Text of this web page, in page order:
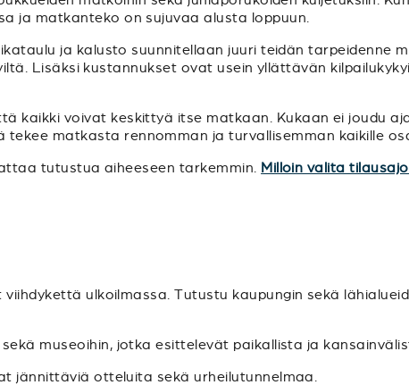
ja matkanteko on sujuvaa alusta loppuun.
ja kalusto suunnitellaan juuri teidän tarpeidenne
Lisäksi kustannukset ovat usein yllättävän
kaikki voivat keskittyä itse matkaan. Kukaan ei joudu
matkasta rennomman ja turvallisemman kaikille
tutustua aiheeseen tarkemmin. Milloin valita
ulkoilmassa. Tutustu kaupungin sekä
museoihin, jotka esittelevät paikallista ja
jännittäviä otteluita sekä urheilutunnelmaa.